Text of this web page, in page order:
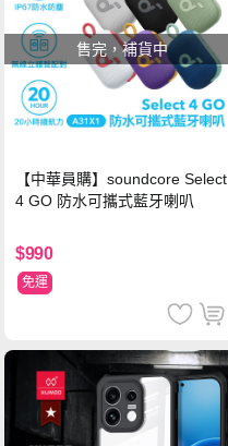
售完，補貨中
【中華員購】soundcore Select
4 GO 防水可攜式藍牙喇叭
$990
免運